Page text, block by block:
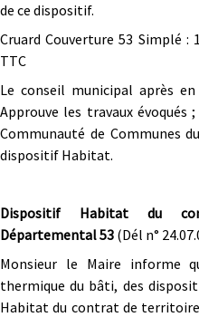
de ce dispositif.
Cruard Couverture 53 Simplé :
TTC
Le conseil municipal après
Approuve les travaux évoqués
Communauté de Communes
dispositif Habitat.
Dispositif Habitat du
Départemental 53 (Dél n°
Monsieur le Maire informe
thermique du bâti, des
Habitat du contrat de